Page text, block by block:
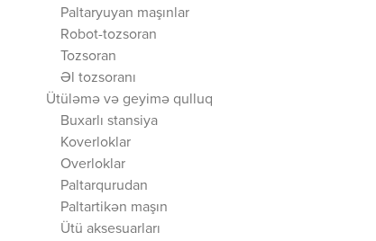
Paltaryuyan maşınlar
Robot-tozsoran
Tozsoran
Əl tozsoranı
Ütüləmə və geyimə qulluq
Buxarlı stansiya
Koverloklar
Overloklar
Paltarqurudan
Paltartikən maşın
Ütü aksesuarları